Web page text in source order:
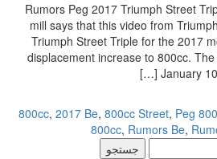
Rumors Peg 2017 Triumph Street
mill says that this video from
Triumph Street Triple for the 2017
displacement increase to 800cc.
January
,2017 Be,800cc Street,Peg
800cc,Rumors Be,